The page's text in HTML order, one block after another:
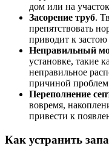
дом или на
Засорение труб.
препятствовать
приводит к
Неправильный
установке, такие
неправильное
причиной
Переполнение
вовремя,
привести к
Как устранить